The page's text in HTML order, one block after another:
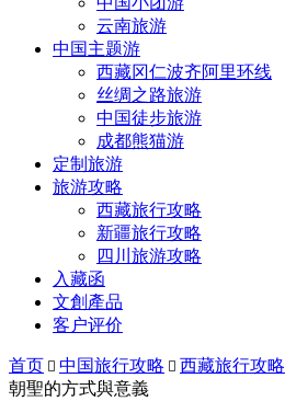
云南旅游
中国主题游
西藏冈仁波齐阿里环线
丝绸之路旅游
中国徒步旅游
成都熊猫游
定制旅游
旅游攻略
西藏旅行攻略
新疆旅行攻略
四川旅游攻略
入藏函
文創產品
客户评价
首页  中国旅行攻略  西藏旅行攻略
朝聖的方式與意義